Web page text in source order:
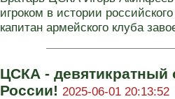
игроком в истории
капитан армейского клуба
ЦСКА - девятикратный
России! 2025-06-01 20:13:52